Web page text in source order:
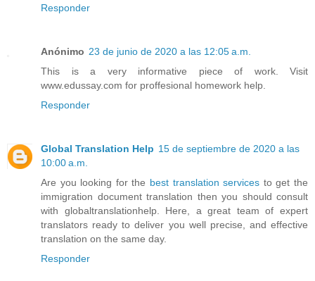
Responder
Anónimo 23 de junio de 2020 a las 12:05 a.m.
This is a very informative piece of work. Visit
www.edussay.com for proffesional homework help.
Responder
Global Translation Help 15 de septiembre de 2020 a las
10:00 a.m.
Are you looking for the best translation services to get the
immigration document translation then you should consult
with globaltranslationhelp. Here, a great team of expert
translators ready to deliver you well precise, and effective
translation on the same day.
Responder